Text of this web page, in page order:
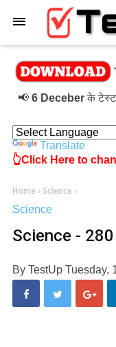
6 Deceberके टेस्ट
Translate
👆Click Here to
Home › Science ›
Science
Science - 280
By TestUp Tuesday,